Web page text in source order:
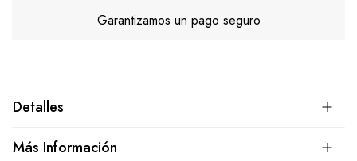
Garantizamos un pago seguro
Detalles
Más Información